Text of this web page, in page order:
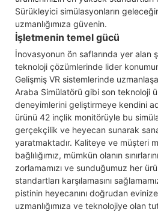
Sürükleyici simülasyonların
uzmanlığımıza güvenin.
İşletmenin temel gücü
İnovasyonun ön saflarında yer alan
teknoloji çözümlerinde lider
Gelişmiş VR sistemlerinde
Araba Simülatörü gibi son teknoloji
deneyimlerini geliştirmeye kendini
ürünü 42 inçlik monitörüyle bu
gerçekçilik ve heyecan sunarak
yaratmaktadır. Kaliteye ve müşteri
bağlılığımız, mümkün olanın
zorlamamızı ve sunduğumuz her
standartları karşılamasını
pistinin heyecanını doğrudan
uzmanlığımıza ve teknolojiye olan